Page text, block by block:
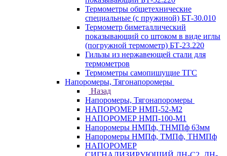
Термометры общетехнические
специальные (с пружиной) БТ-30.010
Термометр биметаллический
показывающий со штоком в виде иглы
(погружной термометр) БТ-23.220
Гильзы из нержавеющей стали для
термометров
Термометры самопишущие ТГС
Напоромеры, Тягонапоромеры
Назад
Напоромеры, Тягонапоромеры
НАПОРОМЕР НМП-52-М2
НАПОРОМЕР НМП-100-М1
Напоромеры НМПф, ТНМПф 63мм
Напоромеры НМПф, ТМПф, ТНМПф
НАПОРОМЕР